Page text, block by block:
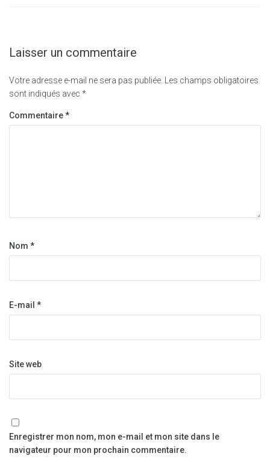
Laisser un commentaire
Votre adresse e-mail ne sera pas publiée.
Les champs obligatoires
sont indiqués avec *
Commentaire*
Nom *
E-mail *
Site web
Enregistrer mon nom, mon e-mail et mon site dans le
navigateur pour mon prochain commentaire.